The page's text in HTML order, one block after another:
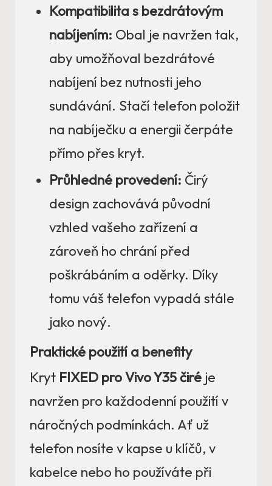
Kompatibilita s bezdrátovým
nabíjením: Obal je navržen tak,
aby umožňoval bezdrátové
nabíjení bez nutnosti jeho
sundávání. Stačí telefon položit
na nabíječku a energii čerpáte
přímo přes kryt.
Průhledné provedení: Čirý
design zachovává původní
vzhled vašeho zařízení a
zároveň ho chrání před
poškrábáním a oděrky. Díky
tomu váš telefon vypadá stále
jako nový.
Praktické použití a benefity
Kryt FIXED pro Vivo Y35 čiré je
navržen pro každodenní použití v
náročných podmínkách. Ať už
telefon nosíte v kapse u klíčů, v
kabelce nebo ho používáte při